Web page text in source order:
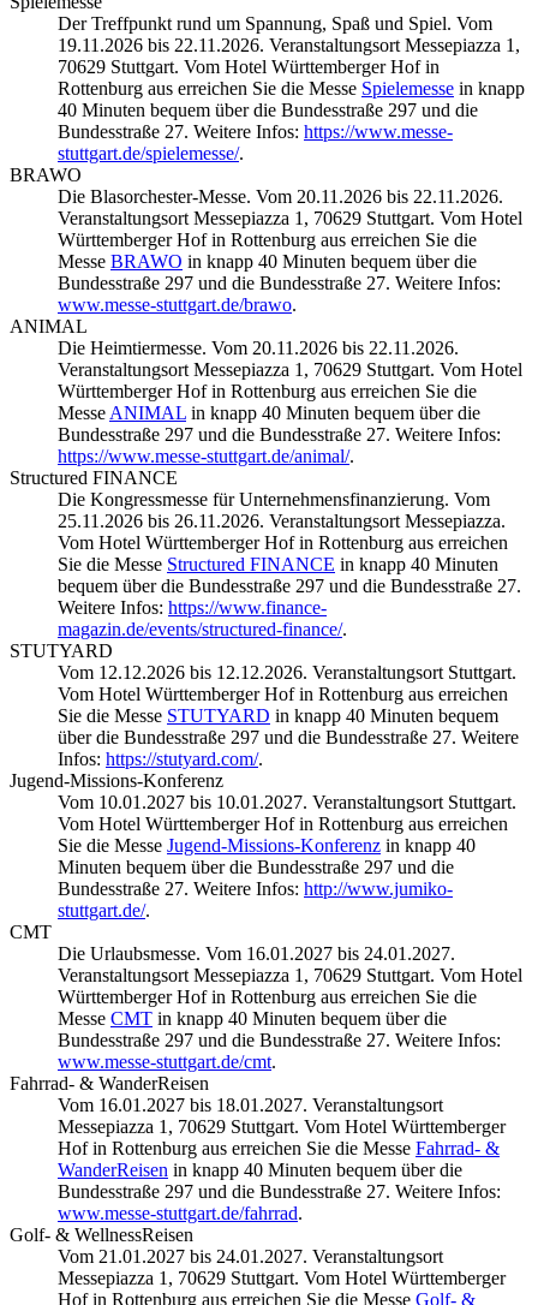
Der Treffpunkt rund um Spannung, Spaß und Spiel. Vom
19.11.2026 bis 22.11.2026. Veranstaltungsort Messepiazza 1,
70629 Stuttgart. Vom Hotel Württemberger Hof in
Rottenburg aus erreichen Sie die Messe Spielemesse in knapp
40 Minuten bequem über die Bundesstraße 297 und die
Bundesstraße 27. Weitere Infos: https://www.messe-
stuttgart.de/spielemesse/.
BRAWO
Die Blasorchester-Messe. Vom 20.11.2026 bis 22.11.2026.
Veranstaltungsort Messepiazza 1, 70629 Stuttgart. Vom Hotel
Württemberger Hof in Rottenburg aus erreichen Sie die
Messe BRAWO in knapp 40 Minuten bequem über die
Bundesstraße 297 und die Bundesstraße 27. Weitere Infos:
www.messe-stuttgart.de/brawo.
ANIMAL
Die Heimtiermesse. Vom 20.11.2026 bis 22.11.2026.
Veranstaltungsort Messepiazza 1, 70629 Stuttgart. Vom Hotel
Württemberger Hof in Rottenburg aus erreichen Sie die
Messe ANIMAL in knapp 40 Minuten bequem über die
Bundesstraße 297 und die Bundesstraße 27. Weitere Infos:
https://www.messe-stuttgart.de/animal/.
Structured FINANCE
Die Kongressmesse für Unternehmensfinanzierung. Vom
25.11.2026 bis 26.11.2026. Veranstaltungsort Messepiazza.
Vom Hotel Württemberger Hof in Rottenburg aus erreichen
Sie die Messe Structured FINANCE in knapp 40 Minuten
bequem über die Bundesstraße 297 und die Bundesstraße 27.
Weitere Infos: https://www.finance-
magazin.de/events/structured-finance/.
STUTYARD
Vom 12.12.2026 bis 12.12.2026. Veranstaltungsort Stuttgart.
Vom Hotel Württemberger Hof in Rottenburg aus erreichen
Sie die Messe STUTYARD in knapp 40 Minuten bequem
über die Bundesstraße 297 und die Bundesstraße 27. Weitere
Infos: https://stutyard.com/.
Jugend-Missions-Konferenz
Vom 10.01.2027 bis 10.01.2027. Veranstaltungsort Stuttgart.
Vom Hotel Württemberger Hof in Rottenburg aus erreichen
Sie die Messe Jugend-Missions-Konferenz in knapp 40
Minuten bequem über die Bundesstraße 297 und die
Bundesstraße 27. Weitere Infos: http://www.jumiko-
stuttgart.de/.
CMT
Die Urlaubsmesse. Vom 16.01.2027 bis 24.01.2027.
Veranstaltungsort Messepiazza 1, 70629 Stuttgart. Vom Hotel
Württemberger Hof in Rottenburg aus erreichen Sie die
Messe CMT in knapp 40 Minuten bequem über die
Bundesstraße 297 und die Bundesstraße 27. Weitere Infos:
www.messe-stuttgart.de/cmt.
Fahrrad- & WanderReisen
Vom 16.01.2027 bis 18.01.2027. Veranstaltungsort
Messepiazza 1, 70629 Stuttgart. Vom Hotel Württemberger
Hof in Rottenburg aus erreichen Sie die Messe Fahrrad- &
WanderReisen in knapp 40 Minuten bequem über die
Bundesstraße 297 und die Bundesstraße 27. Weitere Infos:
www.messe-stuttgart.de/fahrrad.
Golf- & WellnessReisen
Vom 21.01.2027 bis 24.01.2027. Veranstaltungsort
Messepiazza 1, 70629 Stuttgart. Vom Hotel Württemberger
Hof in Rottenburg aus erreichen Sie die Messe Golf- &